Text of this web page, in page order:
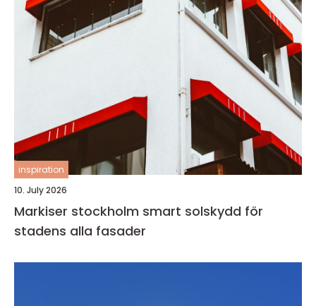
inspiration
10. July 2026
Markiser stockholm smart solskydd för
stadens alla fasader